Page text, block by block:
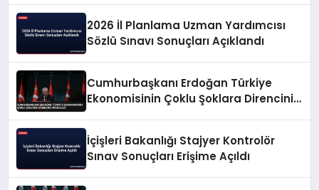
2026 İl Planlama Uzman Yardımcısı
Sözlü Sınavı Sonuçları Açıklandı
Cumhurbaşkanı Erdoğan Türkiye
Ekonomisinin Çoklu Şoklara Direncini
İçişleri Bakanlığı Stajyer Kontrolör
Sınav Sonuçları Erişime Açıldı